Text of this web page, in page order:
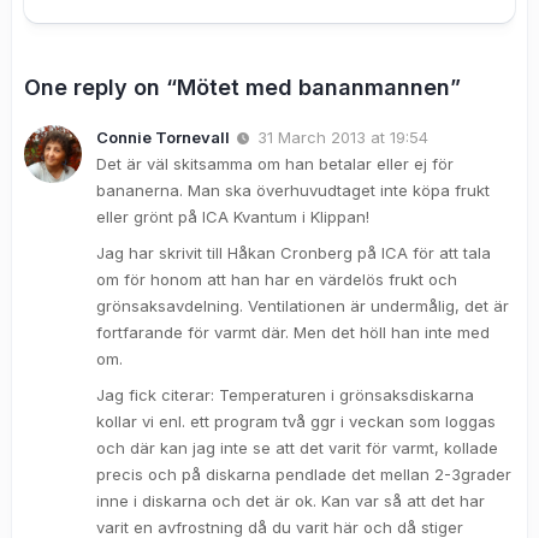
One reply on “Mötet med bananmannen”
Connie Tornevall
31 March 2013 at 19:54
Det är väl skitsamma om han betalar eller ej för
bananerna. Man ska överhuvudtaget inte köpa frukt
eller grönt på ICA Kvantum i Klippan!
Jag har skrivit till Håkan Cronberg på ICA för att tala
om för honom att han har en värdelös frukt och
grönsaksavdelning. Ventilationen är undermålig, det är
fortfarande för varmt där. Men det höll han inte med
om.
Jag fick citerar: Temperaturen i grönsaksdiskarna
kollar vi enl. ett program två ggr i veckan som loggas
och där kan jag inte se att det varit för varmt, kollade
precis och på diskarna pendlade det mellan 2-3grader
inne i diskarna och det är ok. Kan var så att det har
varit en avfrostning då du varit här och då stiger